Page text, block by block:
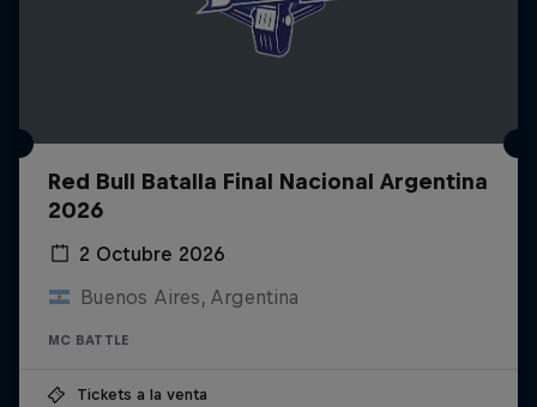
Red Bull Batalla Final Nacional Argentina
2026
2 Octubre 2026
Buenos Aires, Argentina
MC BATTLE
Tickets a la venta